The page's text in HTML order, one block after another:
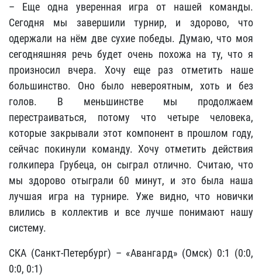
– Еще одна уверенная игра от нашей команды.
Сегодня мы завершили турнир, и здорово, что
одержали на нём две сухие победы. Думаю, что моя
сегодняшняя речь будет очень похожа на ту, что я
произносил вчера. Хочу еще раз отметить наше
большинство. Оно было невероятным, хоть и без
голов. В меньшинстве мы продолжаем
перестраиваться, потому что четыре человека,
которые закрывали этот компонент в прошлом году,
сейчас покинули команду. Хочу отметить действия
голкипера Грубеца, он сыграл отлично. Считаю, что
мы здорово отыграли 60 минут, и это была наша
лучшая игра на турнире. Уже видно, что новички
влились в коллектив и все лучше понимают нашу
систему.
СКА (Санкт-Петербург) – «Авангард» (Омск) 0:1 (0:0,
0:0, 0:1)